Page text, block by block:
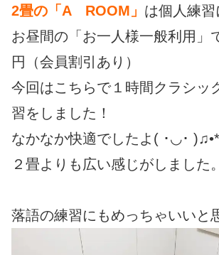
2畳の「A ROOM」 は個人練習
お昼間の「お一人様一般利用」
円（会員割引あり）
今回はこちらで１時間クラシッ
習をしました！
なかなか快適でしたよ( ･◡･
２畳よりも広い感じがしました。
落語の練習にもめっちゃいいと